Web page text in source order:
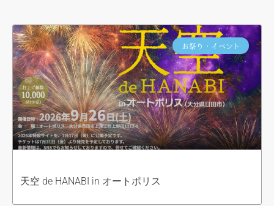
お祭り・イベント
天空 de HANABI in オートポリス